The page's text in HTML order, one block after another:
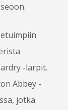
-larpit.
Abbey -
jotka